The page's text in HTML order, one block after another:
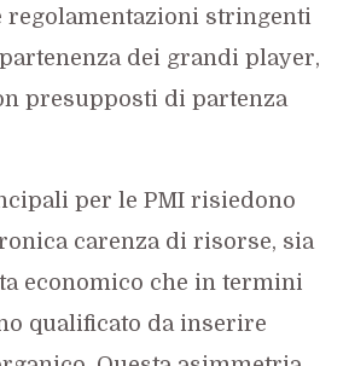
regolamentazioni stringenti
dei grandi player,
presupposti di partenza
per le PMI risiedono
carenza di risorse, sia
economico che in termini
qualificato da inserire